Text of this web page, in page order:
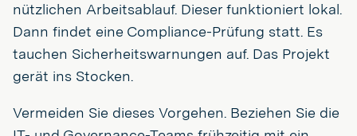
nützlichen Arbeitsablauf. Dieser funktioniert lokal.
Dann findet eine Compliance-Prüfung statt. Es
tauchen Sicherheitswarnungen auf. Das Projekt
gerät ins Stocken.
Vermeiden Sie dieses Vorgehen. Beziehen Sie die